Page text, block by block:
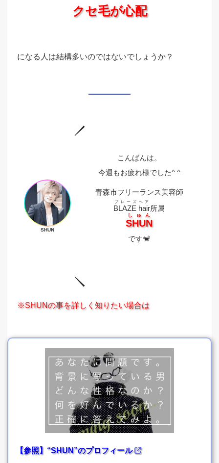
クセ毛が心配
になる人は結構多いのではないでしょうか？
SHUN
こんばんは。
今週もお疲れ様でした^ ^
青森市フリーランス美容師
BLAZE hair
ブレーズヘア
所属
SHUN
しゅん
です🐒
※SHUNの事を詳しく知りたい場合は
【参照】“SHUN”のプロフィール